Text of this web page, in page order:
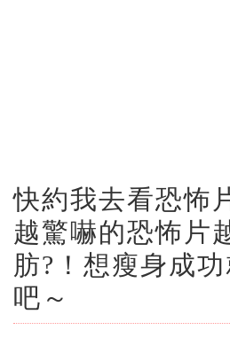
快約我去看恐怖
越驚嚇的恐怖片
肪?！想瘦身成
吧～